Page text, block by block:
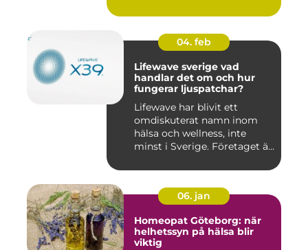
04. feb
Lifewave sverige vad
handlar det om och hur
fungerar ljuspatchar?
Lifewave har blivit ett
omdiskuterat namn inom
hälsa och wellness, inte
minst i Sverige. Företaget ä...
06. jan
Homeopat Göteborg: när
helhetssyn på hälsa blir
viktig